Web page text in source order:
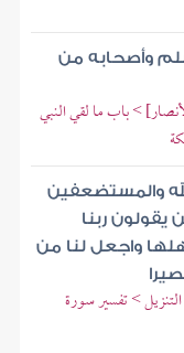
وأصحابه من
> باب ما لقي النبي
والمستضعفين
يقولون ربنا
واجعل لنا من
> تفسير سورة